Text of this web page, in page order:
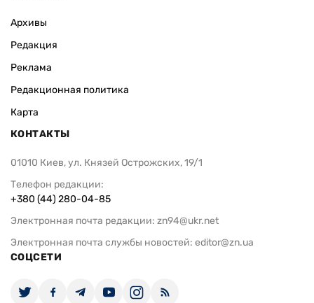
Архивы
Редакция
Реклама
Редакционная политика
Карта
КОНТАКТЫ
01010 Киев, ул. Князей Острожских, 19/1
Телефон редакции:
+380 (44) 280-04-85
Электронная почта редакции: zn94@ukr.net
Электронная почта службы новостей: editor@zn.ua
СОЦСЕТИ